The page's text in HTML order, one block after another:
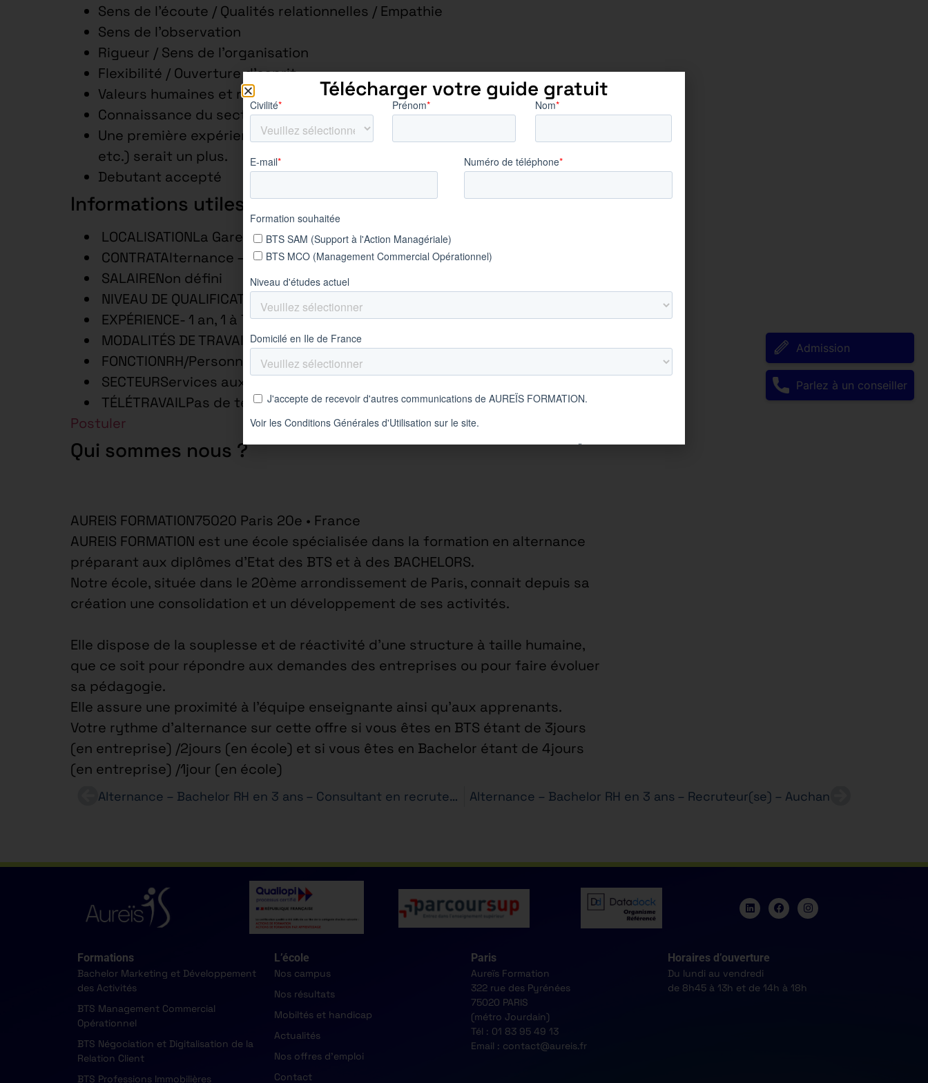
Sens de l’écoute / Qualités relationnelles / Empathie
Sens de l’observation
Rigueur / Sens de l’organisation
Flexibilité / Ouverture d’esprit
Valeurs humaines et respect
Connaissance du secteur ou du public
Une première expérience en recrutement (stage, alternance, job étudiant,
etc.) serait un plus.
Debutant accepté
Informations utiles
LOCALISATIONLa Garenne-Colombes – 92, France – pas de déplacement
CONTRATAlternance – 3 ans
SALAIRENon défini
NIVEAU DE QUALIFICATIONEmployé/Opérateur/Ouvrier Spe/Bac
EXPÉRIENCE- 1 an, 1 à 7 ans
MODALITÉS DE TRAVAILTemps complet
FONCTIONRH/Personnel/Formation
SECTEURServices aux Entreprises
TÉLÉTRAVAILPas de télétravail
Postuler
Qui sommes nous ?
AUREIS FORMATION75020 Paris 20e • France
AUREIS FORMATION est une école spécialisée dans la formation en alternance
préparant aux diplômes d’Etat des BTS et à des BACHELORS.
Notre école, située dans le 20ème arrondissement de Paris, connait depuis sa
création une consolidation et un développement de ses activités.
Elle dispose de la souplesse et de réactivité d’une structure à taille humaine,
que ce soit pour répondre aux demandes des entreprises ou pour faire évoluer
sa pédagogie.
Elle assure une proximité à l’équipe enseignante ainsi qu’aux apprenants.
Votre rythme d’alternance sur cette offre si vous êtes en BTS étant de 3jours
(en entreprise) /2jours (en école) et si vous êtes en Bachelor étant de 4jours
(en entreprise) /1jour (en école)
Alternance – Bachelor RH en 3 ans – Consultant en recrutement Alternance – Bachelor RH en 3 ans – Recruteur(se) – Auchan
Formations
Bachelor Marketing et Développement
des Activités
BTS Management Commercial
Opérationnel
BTS Négociation et Digitalisation de la
Relation Client
BTS Professions Immobilières
L’école
Nos campus
Nos résultats
Mobiltés et handicap
Actualités
Nos offres d'emploi
Contact
Paris
Aureïs Formation
322 rue des Pyrénées
75020 PARIS
(métro Jourdain)
Tél : 01 83 95 49 13
Email : contact@aureis.fr
Horaires d’ouverture
Du lundi au vendredi
de 8h45 à 13h et de 14h à 18h
Admission
Parlez à un conseiller
Télécharger votre guide gratuit